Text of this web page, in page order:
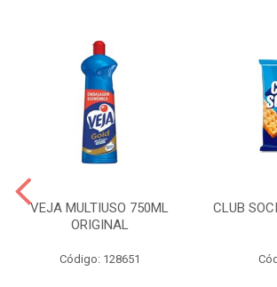
VEJA MULTIUSO 750ML
ORIGINAL
Código: 128651
CLUB